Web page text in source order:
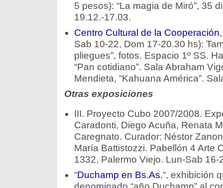
5 pesos): “La magia de Miró”, 35
19.12.-17.03.
Centro Cultural de la Cooperación
Sab 10-22, Dom 17-20.30 hs):
pliegues”, fotos. Espacio 1º SS.
“Pan cotidiano”. Sala Abraham
Mendieta, “Kahuana América”.
Otras exposiciones
III. Proyecto Cubo 2007/2008.
Caradonti, Diego Acuña, Renata
Caregnato. Curador: Néstor
María Battistozzi. Pabellón 4 Arte
1332, Palermo Viejo. Lun-Sab 16-
“Duchamp en Bs.As.“, exhibición